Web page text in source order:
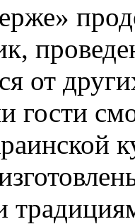
от
гости